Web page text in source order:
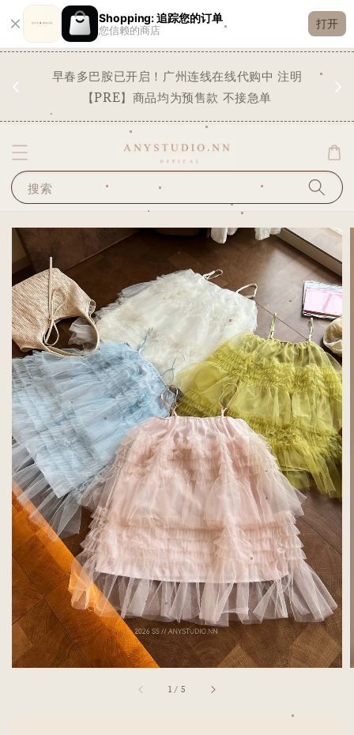
Shopping: 追踪您的订单
您信赖的商店
打开
早春多巴胺已开启！广州连线在线代购中 注明
【PRE】商品均为预售款 不接急单
搜索
1 / 5